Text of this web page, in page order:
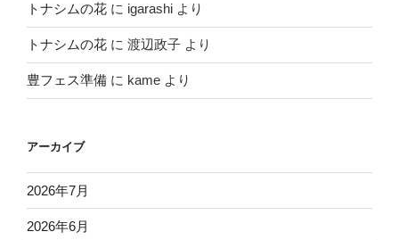
トナシムの花 に igarashi より
トナシムの花 に 渡辺政子 より
豊フェス準備 に kame より
アーカイブ
2026年7月
2026年6月